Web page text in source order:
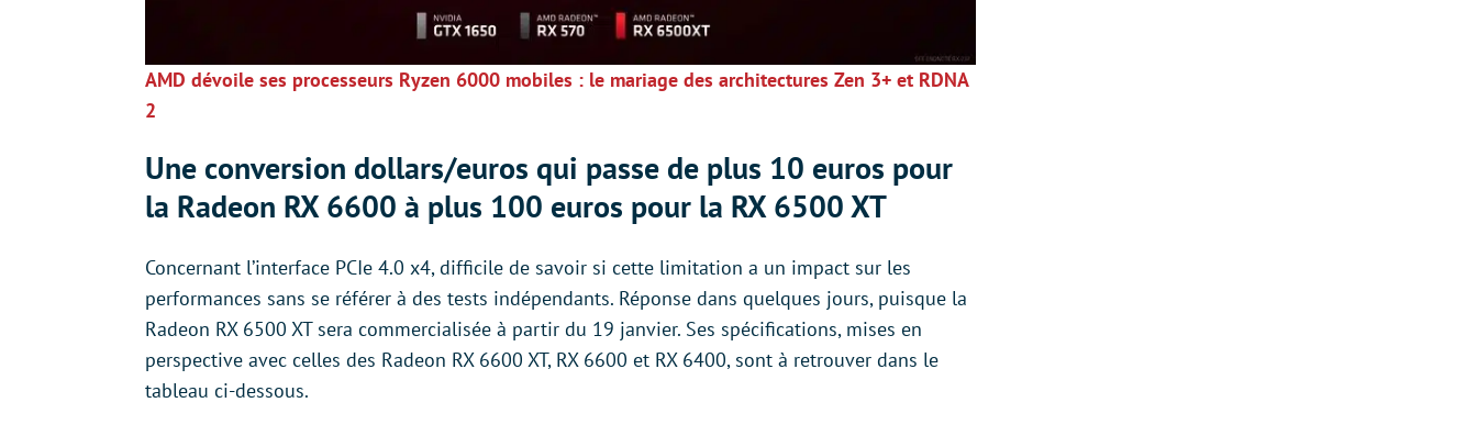
AMD dévoile ses processeurs Ryzen 6000 mobiles : le mariage des architectures Zen 3+ et RDNA
2
Une conversion dollars/euros qui passe de plus 10 euros pour
la Radeon RX 6600 à plus 100 euros pour la RX 6500 XT
Concernant l’interface PCIe 4.0 x4, difficile de savoir si cette limitation a un impact sur les
performances sans se référer à des tests indépendants. Réponse dans quelques jours, puisque la
Radeon RX 6500 XT sera commercialisée à partir du 19 janvier. Ses spécifications, mises en
perspective avec celles des Radeon RX 6600 XT, RX 6600 et RX 6400, sont à retrouver dans le
tableau ci-dessous.